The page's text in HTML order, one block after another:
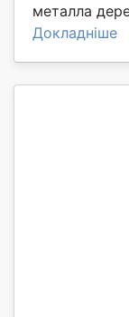
металла
Докладніше